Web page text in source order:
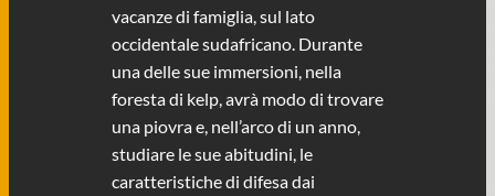
vacanze di famiglia, sul lato
occidentale sudafricano. Durante
una delle sue immersioni, nella
foresta di kelp, avrà modo di trovare
una piovra e, nell’arco di un anno,
studiare le sue abitudini, le
caratteristiche di difesa dai